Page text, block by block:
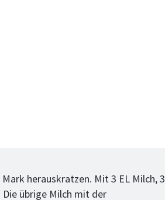
herauskratzen. Mit 3 EL Milch, 3
Die übrige Milch mit der